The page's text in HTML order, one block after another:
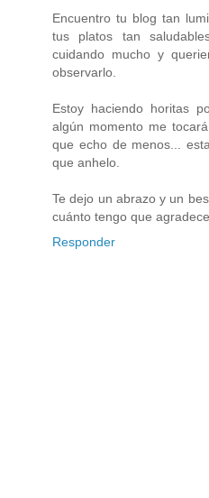
Encuentro tu blog tan
tus platos tan
cuidando mucho y
observarlo.
Estoy haciendo horitas
algún momento me
que echo de menos...
que anhelo.
Te dejo un abrazo y un
cuánto tengo que
Responder